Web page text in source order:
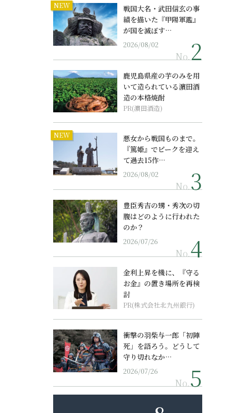
NEW
戦国大名・武田信玄の事
績を描いた『甲陽軍鑑』
が国を滅ぼす…
2026/08/02
No.
鹿児島県産の芋のみを用
いて造られている濵田酒
造の本格焼酎
PR(濵田酒造)
NEW
悪女から戦国ものまで。
『篤姫』でピークを迎え
て過去15作…
2026/08/02
No.
豊臣秀吉の甥・秀次の切
腹はどのように行われた
のか？
2026/07/26
No.
金利上昇を機に、『守る
お金』の置き場所を再検
討
PR(株式会社北九州銀行)
衝撃の羽柴与一郎「初陣
死」を語ろう。どうして
守り切れなか…
2026/07/26
No.